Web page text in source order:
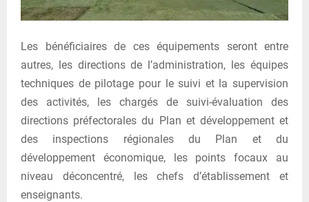
Les bénéficiaires de ces équipements seront entre
autres, les directions de l’administration, les équipes
techniques de pilotage pour le suivi et la supervision
des activités, les chargés de suivi-évaluation des
directions préfectorales du Plan et développement et
des inspections régionales du Plan et du
développement économique, les points focaux au
niveau déconcentré, les chefs d’établissement et
enseignants.